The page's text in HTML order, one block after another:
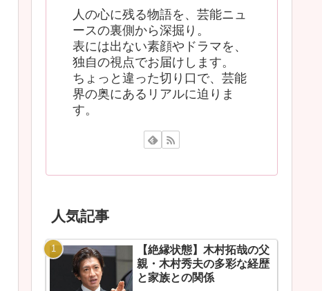
人の心に残る物語を、芸能ニュ
ースの裏側から深掘り。
表には出ない素顔やドラマを、
独自の視点でお届けします。
ちょっと違った切り口で、芸能
界の奥にあるリアルに迫りま
す。
人気記事
【絶縁状態】木村拓哉の父
親・木村秀夫の多彩な経歴
と家族との関係